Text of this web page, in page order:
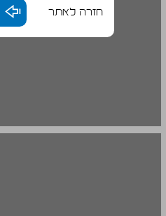
חזרה לאתר
פרק ב חלקה של ההגנה בקיבוץ המאוחד (1934-1927) ... 16